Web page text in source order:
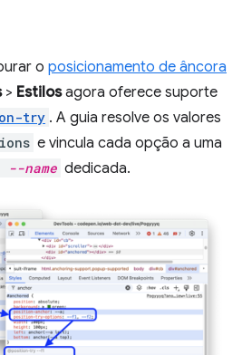
o posicionamento de âncora
> Estilosagora oferece suporte
try . A guia resolve os valores
e vincula cada opção a uma
--name dedicada.